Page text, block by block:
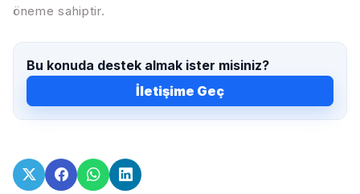
öneme sahiptir.
Bu konuda destek almak ister misiniz?
İletişime Geç